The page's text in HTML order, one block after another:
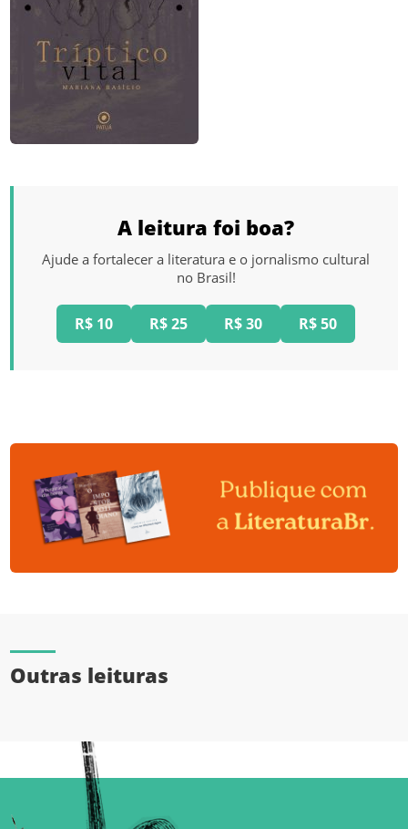
A leitura foi boa?
Ajude a fortalecer a literatura e o jornalismo cultural
no Brasil!
R$ 10 R$ 25 R$ 30 R$ 50
Outras leituras